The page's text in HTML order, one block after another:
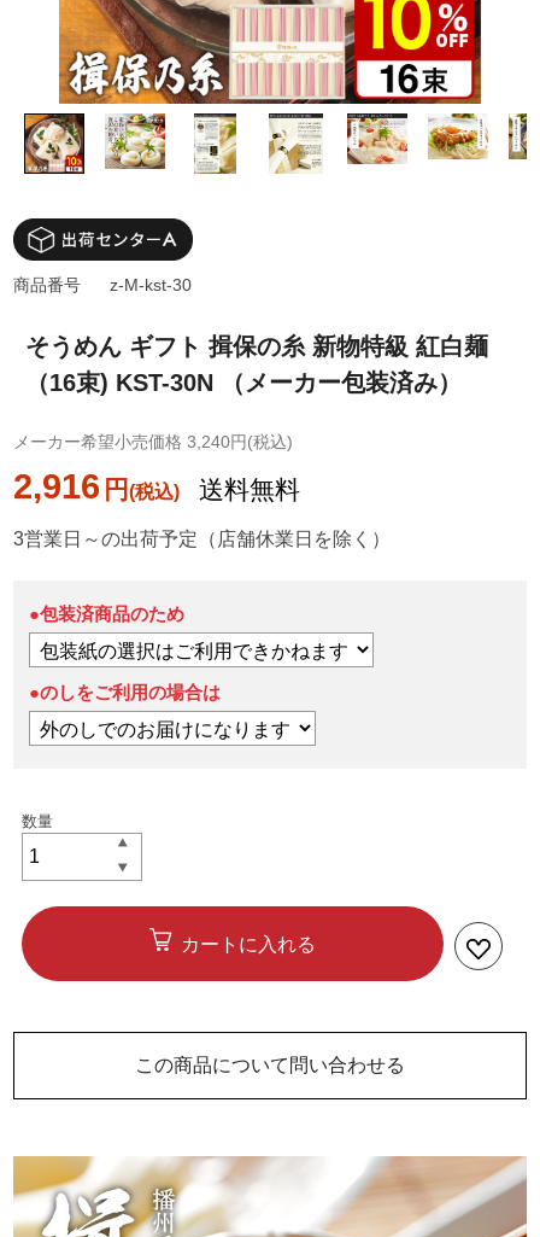
そうめん ギフト 揖保の糸 新物特級 紅白麺
（16束) KST-30N （メーカー包装済み）
メーカー希望小売価格 3,240円(税込)
2,916 円 送料無料
商品番号 z-M-kst-30
3営業日～の出荷予定（店舗休業日を除く）
●包装済商品のため
●のしをご利用の場合は
カートに入れる
この商品について問い合わせる